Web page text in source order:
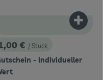
Warenkorb hinzufügen
Preis:
€ / Stück
- individueller